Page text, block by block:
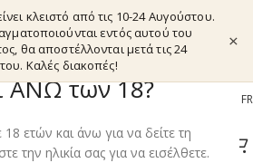
ΑΝΩ των 18?
18 ετών και άνω για να δείτε τη
την ηλικία σας για να εισέλθετε.
κλειστό από τις 10-24 Αυγούστου.
εντός αυτού του
θα αποστέλλονται μετά τις 24
Καλές διακοπές!
×
EL FR